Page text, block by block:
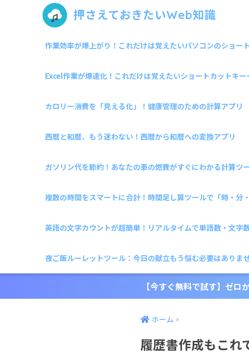
押さえておきたいWeb知識
作業効率が爆上がり！これだけは覚えたいパソコンのショー
Excel作業が爆速化！これだけは覚えたいショートカットキ
カロリー消費を「見える化」！健康管理のための計算アプリ
西暦と和暦、もう迷わない！西暦から和暦への変換アプリ
ガソリン代を節約！あなたの車の燃費がすぐにわかる計算ツ
複数の時間をスマートに合計！時間足し算ツールで「時・分
英語の文字カウントが超簡単！リアルタイムで単語数・文字
夜ご飯ルーレットツール：今日の献立もう悩む必要はありま
【今すぐ無料で試す】ゼロ
ホーム
履歴書作成もこれ